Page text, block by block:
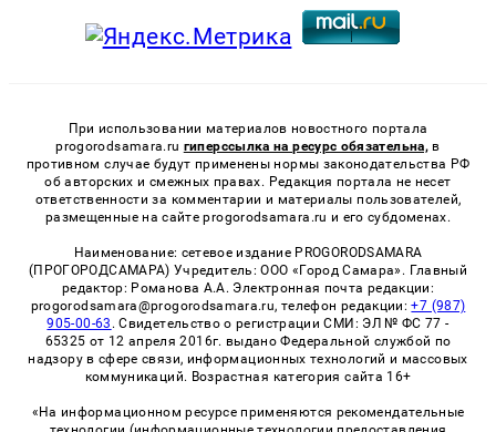
При использовании материалов новостного портала
progorodsamara.ru гиперссылка на ресурс обязательна, в
противном случае будут применены нормы законодательства РФ
об авторских и смежных правах. Редакция портала не несет
ответственности за комментарии и материалы пользователей,
размещенные на сайте progorodsamara.ru и его субдоменах.
Наименование: сетевое издание PROGORODSAMARA
(ПРОГОРОДСАМАРА) Учредитель: ООО «Город Самара». Главный
редактор: Романова А.А. Электронная почта редакции:
progorodsamara@progorodsamara.ru, телефон редакции:+7 (987)
905-00-63 . Свидетельство о регистрации СМИ: ЭЛ № ФС 77 -
65325 от 12 апреля 2016г. выдано Федеральной службой по
надзору в сфере связи, информационных технологий и массовых
коммуникаций. Возрастная категория сайта 16+
«На информационном ресурсе применяются рекомендательные